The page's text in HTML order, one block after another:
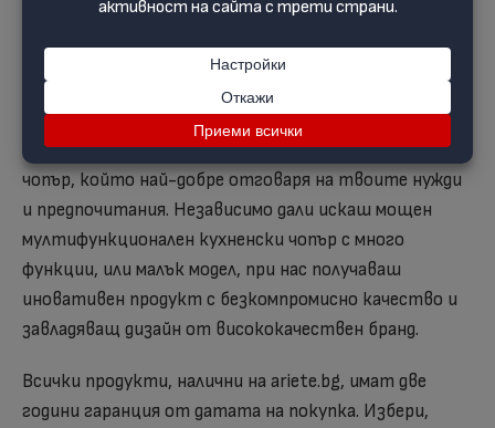
Избери своя нов кухненски робот
Разгледай нашата гама и избери своя нов кухненски
чопър, който най-добре отговаря на твоите нужди
и предпочитания. Независимо дали искаш мощен
мултифункционален кухненски чопър с много
функции, или малък модел, при нас получаваш
иновативен продукт с безкомпромисно качество и
завладяващ дизайн от висококачествен бранд.
Всички продукти, налични на ariete.bg, имат две
години гаранция от датата на покупка. Избери,